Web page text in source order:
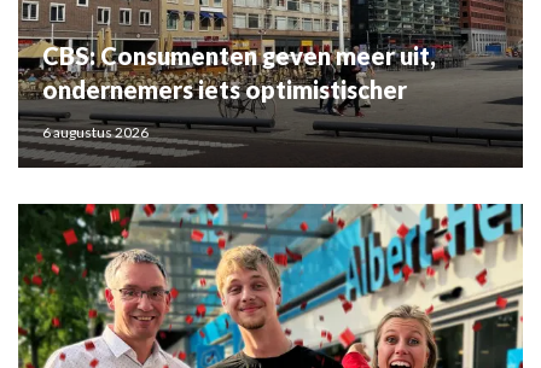
CBS: Consumenten geven meer uit,
ondernemers iets optimistischer
6 augustus 2026